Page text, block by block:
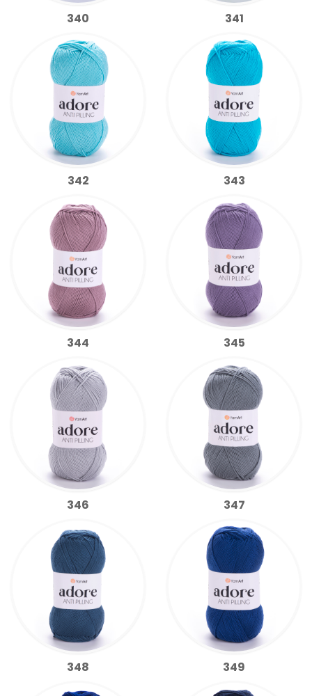
340 341
342 343
344 345
346 347
348 349